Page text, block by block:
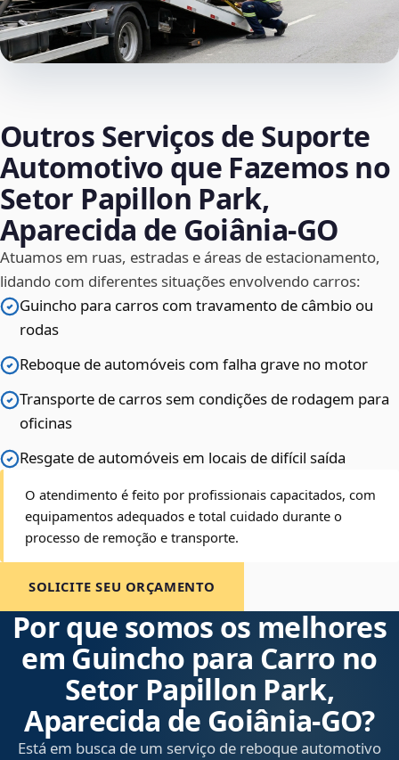
Outros Serviços de Suporte
Automotivo que Fazemos no
Setor Papillon Park,
Aparecida de Goiânia‑GO
Atuamos em ruas, estradas e áreas de estacionamento,
lidando com diferentes situações envolvendo carros:
Guincho para carros com travamento de câmbio ou
rodas
Reboque de automóveis com falha grave no motor
Transporte de carros sem condições de rodagem para
oficinas
Resgate de automóveis em locais de difícil saída
O atendimento é feito por profissionais capacitados, com
equipamentos adequados e total cuidado durante o
processo de remoção e transporte.
SOLICITE SEU ORÇAMENTO
Por que somos os melhores
em Guincho para Carro no
Setor Papillon Park,
Aparecida de Goiânia‑GO?
Está em busca de um serviço de reboque automotivo